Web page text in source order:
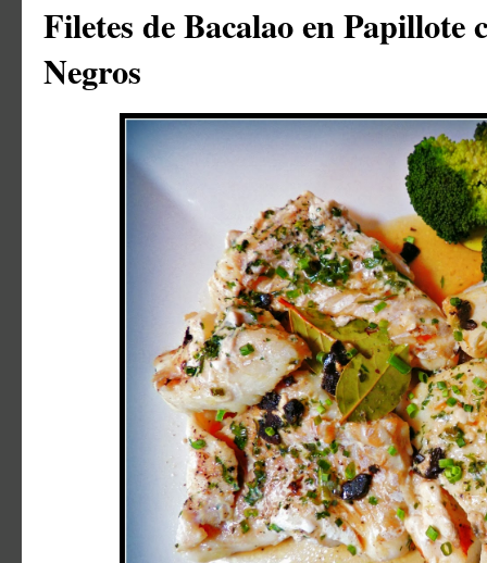
Filetes de Bacalao en
Negros